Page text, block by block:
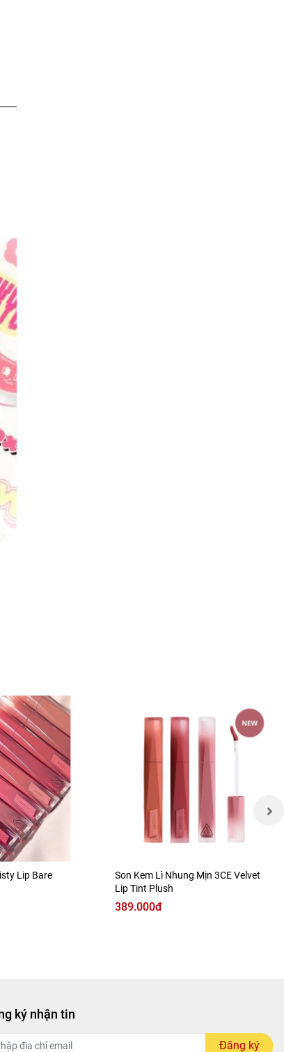
Lip Bare
Son Kem Lì Nhung Mịn 3CE Velvet
Lip Tint Plush
389.000đ
ký nhận tin
Đăng ký